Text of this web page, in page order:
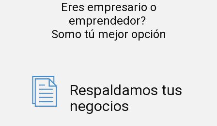
Eres empresario o
emprendedor?
Somo tú mejor opción
Respaldamos tus
negocios